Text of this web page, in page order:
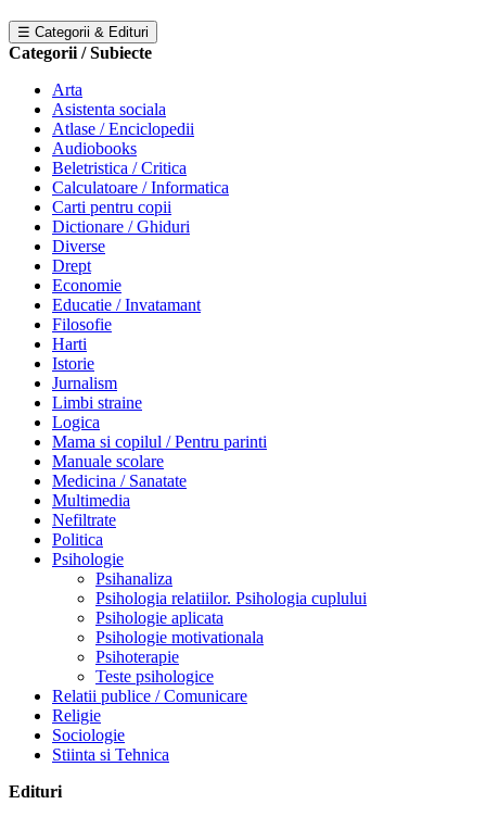
☰ Categorii & Edituri
Categorii / Subiecte
Arta
Asistenta sociala
Atlase / Enciclopedii
Audiobooks
Beletristica / Critica
Calculatoare / Informatica
Carti pentru copii
Dictionare / Ghiduri
Diverse
Drept
Economie
Educatie / Invatamant
Filosofie
Harti
Istorie
Jurnalism
Limbi straine
Logica
Mama si copilul / Pentru parinti
Manuale scolare
Medicina / Sanatate
Multimedia
Nefiltrate
Politica
Psihologie
Psihanaliza
Psihologia relatiilor. Psihologia cuplului
Psihologie aplicata
Psihologie motivationala
Psihoterapie
Teste psihologice
Relatii publice / Comunicare
Religie
Sociologie
Stiinta si Tehnica
Edituri